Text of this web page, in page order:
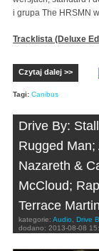
i grupa The HRSMN
Tracklista (Deluxe
Czytaj dalej >>
Tagi: Canibus
Drive By:
Rugged
Nazareth &
McCloud;
Terrace
kategorie: Audio Drive
dodano: 2013-08-08